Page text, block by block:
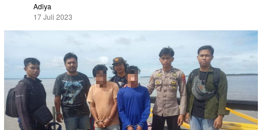
Adiya
17 Juli 2023